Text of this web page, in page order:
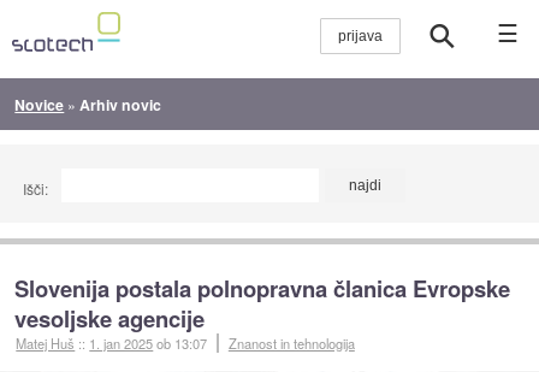
☰
Novice » Arhiv novic
Išči:
Slovenija postala polnopravna članica Evropske
vesoljske agencije
Matej Huš :: 1. jan 2025ob 13:07 Znanost in tehnologija